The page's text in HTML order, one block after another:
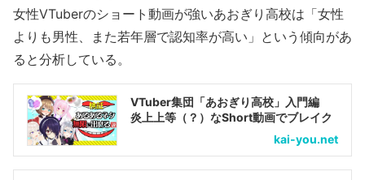
女性VTuberのショート動画が強いあおぎり高校は「女性
よりも男性、また若年層で認知率が高い」という傾向があ
ると分析している。
VTuber集団「あおぎり高校」入門編
炎上上等（？）なShort動画でブレイク
kai-you.net